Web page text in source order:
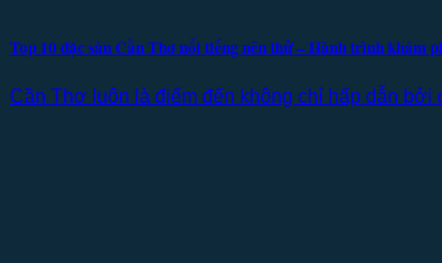
Top 10 đặc sản Cần Thơ nổi tiếng nên thử – Hành trình khám
Cần Thơ luôn là điểm đến không chỉ hấp dẫn